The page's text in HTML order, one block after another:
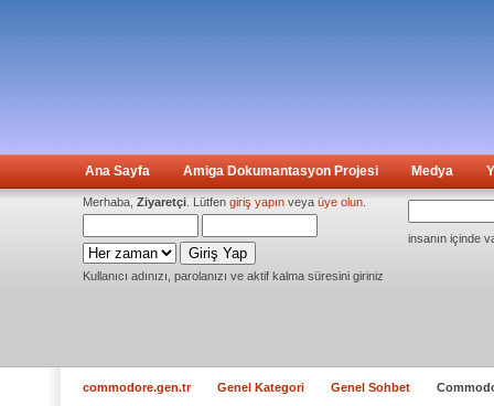
Ana Sayfa Amiga Dokumantasyon Projesi Medya
Merhaba, Ziyaretçi . Lütfen giriş yapın veya üye olun
Kullanıcı adınızı, parolanızı ve aktif kalma süresini giriniz
insanın içinde
commodore.gen.tr Genel Kategori Genel Sohbet